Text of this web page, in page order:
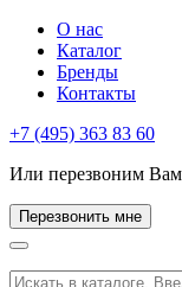
О нас
Каталог
Бренды
Контакты
+7 (495) 363 83 60
Или перезвоним
Перезвонить мне